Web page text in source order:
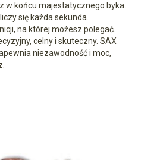
w końcu majestatycznego byka.
się każda sekunda.
na której możesz polegać.
celny i skuteczny. SAX
niezawodność i moc,